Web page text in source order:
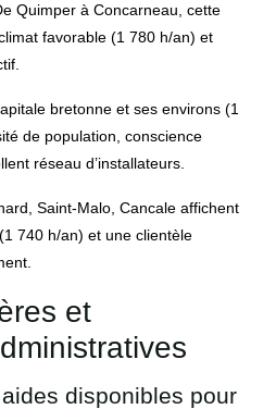
Quimper à Concarneau, cette
favorable (1 780 h/an) et
bretonne et ses environs (1
de population, conscience
réseau d’installateurs.
Saint-Malo, Cancale affichent
740 h/an) et une clientèle
et
disponibles pour